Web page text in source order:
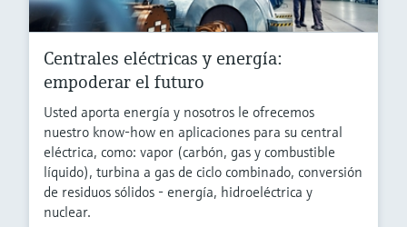
Centrales eléctricas y energía:
empoderar el futuro
Usted aporta energía y nosotros le ofrecemos
nuestro know-how en aplicaciones para su central
eléctrica, como: vapor (carbón, gas y combustible
líquido), turbina a gas de ciclo combinado, conversión
de residuos sólidos - energía, hidroeléctrica y
nuclear.